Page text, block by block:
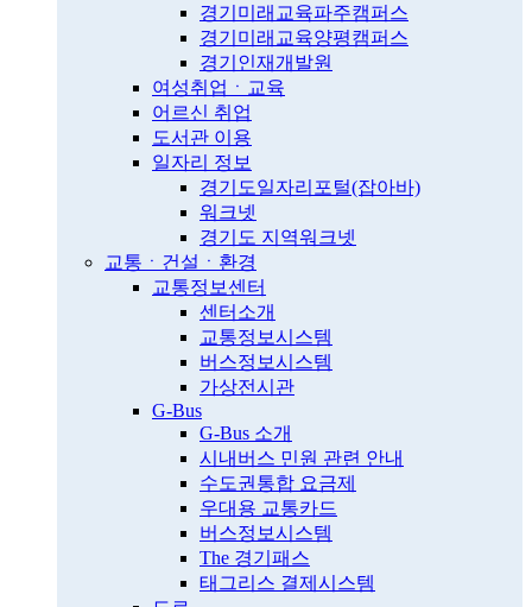
경기미래교육파주캠퍼스
경기미래교육양평캠퍼스
경기인재개발원
여성취업ㆍ교육
어르신 취업
도서관 이용
일자리 정보
경기도일자리포털(잡아바)
워크넷
경기도 지역워크넷
교통ㆍ건설ㆍ환경
교통정보센터
센터소개
교통정보시스템
버스정보시스템
가상전시관
G-Bus
G-Bus 소개
시내버스 민원 관련 안내
수도권통합 요금제
우대용 교통카드
버스정보시스템
The 경기패스
태그리스 결제시스템